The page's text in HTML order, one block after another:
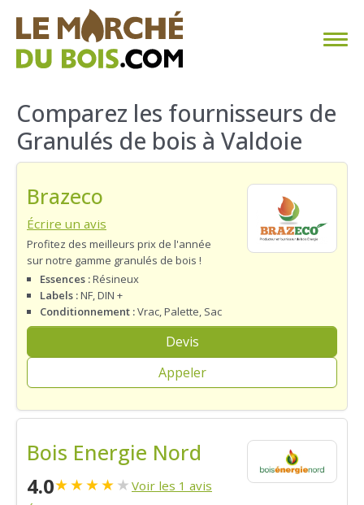
CHAUFFAGE AU BOIS
FAQ
TROUVER SON FOURNISSEUR
BLOG
ESPACE PRO
Comparez les fournisseurs de
Granulés de bois à Valdoie
Brazeco
Écrire un avis
Profitez des meilleurs prix de l'année
sur notre gamme granulés de bois !
Essences :Résineux
Labels :NF, DIN +
Conditionnement :Vrac, Palette, Sac
Devis
Appeler
Bois Energie Nord
4.0★★★★★ Voir les 1 avis